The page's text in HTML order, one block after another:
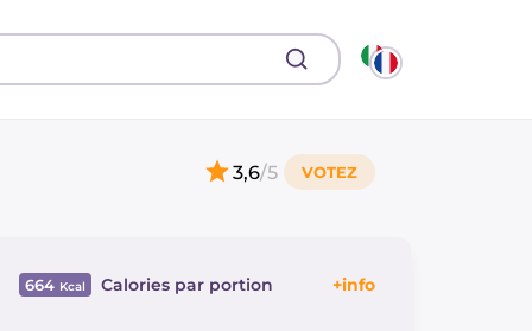
3,6/5
664 Calories par portion